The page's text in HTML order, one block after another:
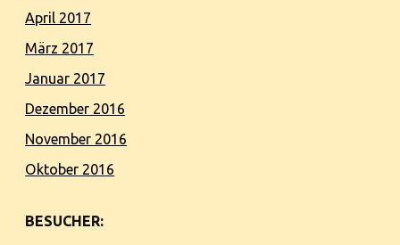
April 2017
März 2017
Januar 2017
Dezember 2016
November 2016
Oktober 2016
BESUCHER: